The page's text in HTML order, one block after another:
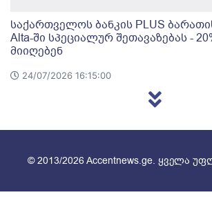
საქართველოს ბანკის PLUS
Alta-ში სპეციალურ შეთავაზებას -
მიიღებენ
24/07/2026 16:15:00
© 2013/2026 Accentnews.ge. ყველა